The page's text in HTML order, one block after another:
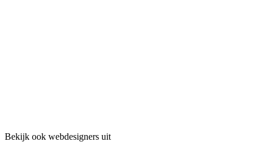
Bekijk ook webdesigners uit